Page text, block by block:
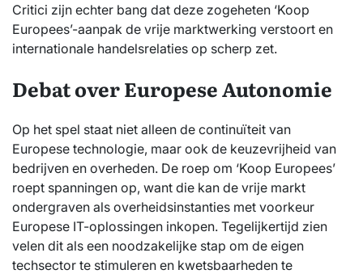
Critici zijn echter bang dat deze zogeheten ‘Koop
Europees’-aanpak de vrije marktwerking verstoort en
internationale handelsrelaties op scherp zet.
Debat over Europese Autonomie
Op het spel staat niet alleen de continuïteit van
Europese technologie, maar ook de keuzevrijheid van
bedrijven en overheden. De roep om ‘Koop Europees’
roept spanningen op, want die kan de vrije markt
ondergraven als overheidsinstanties met voorkeur
Europese IT-oplossingen inkopen. Tegelijkertijd zien
velen dit als een noodzakelijke stap om de eigen
techsector te stimuleren en kwetsbaarheden te